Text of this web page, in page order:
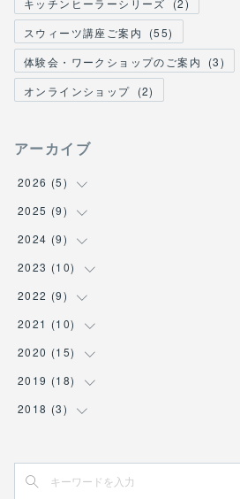
キッチンヒーラーシリーズ
(2)
スウィーツ講座ご案内
(55)
体験会・ワークショップのご案内
(3)
オンラインショップ (2)
アーカイブ
2026 (5)
(1
(1
( 2)
(1
2025 (9)
(1
( 3)
(1
( 1)
( 1)
( 2)
2024 (9)
( 2)
(1
( 1)
( 2)
( 1)
(2
2023 (10)
(2
( 1)
( 1)
( 2)
(1
2022 (9)
( 2)
( 2)
( 1)
(1
(2)
2021 (10)
( 1)
( 1)
(3
(1)
2020 (15)
( 2)
(1
(1)
2019 (18)
(1
(1)
2018 (3)